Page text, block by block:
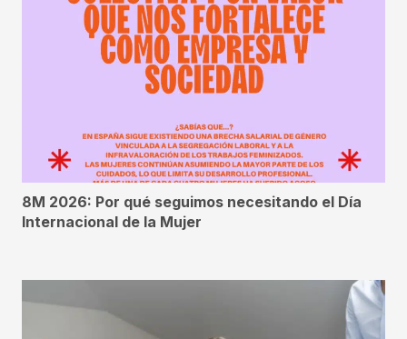
8M 2026: Por qué seguimos necesitando el Día
Internacional de la Mujer